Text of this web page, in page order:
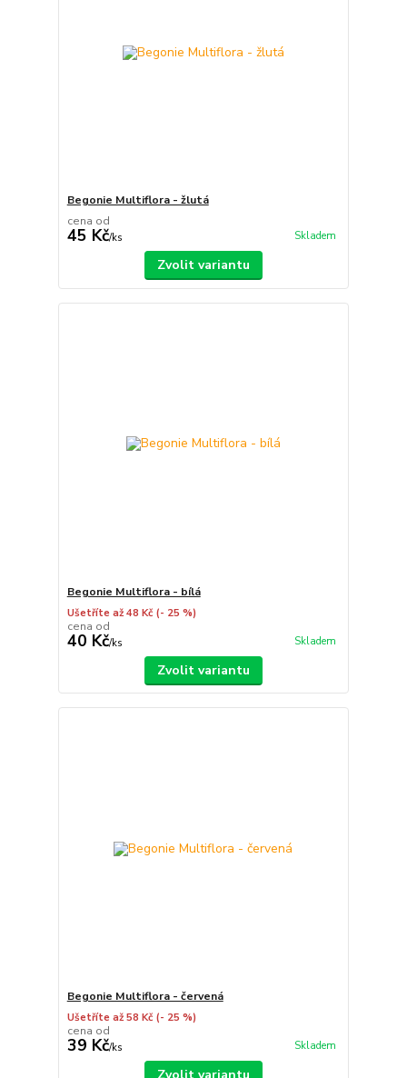
Begonie Multiflora - žlutá
cena od
45 Kč/ks Skladem
Zvolit variantu
Begonie Multiflora - bílá
Ušetříte až 48 Kč (- 25 %)
cena od
40 Kč/ks Skladem
Zvolit variantu
Begonie Multiflora - červená
Ušetříte až 58 Kč (- 25 %)
cena od
39 Kč/ks Skladem